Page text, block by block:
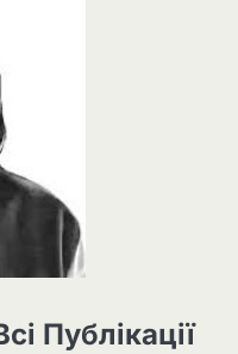
Публікації